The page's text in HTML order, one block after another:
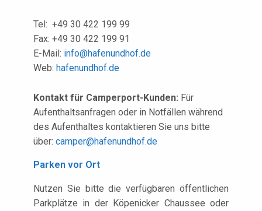
Tel: +49 30 422 199 99
Fax: +49 30 422 199 91
E-Mail: info@hafenundhof.de
Web: hafenundhof.de
Kontakt für Camperport-Kunden: Für
Aufenthaltsanfragen oder in Notfällen während
des Aufenthaltes kontaktieren Sie uns bitte
über: camper@hafenundhof.de
Parken vor Ort
Nutzen Sie bitte die verfügbaren öffentlichen
Parkplätze in der Köpenicker Chaussee oder